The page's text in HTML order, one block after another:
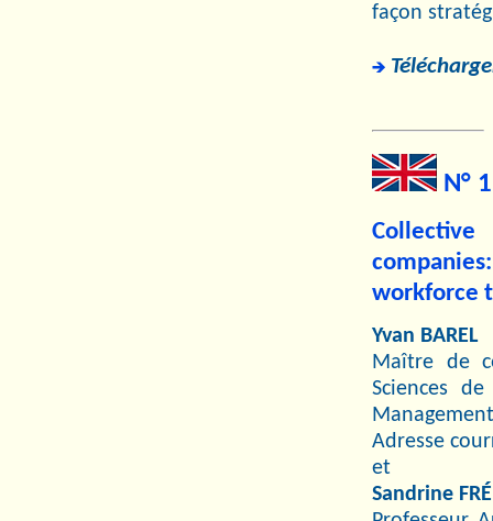
façon
N°
workforce
Yvan BAREL
Maître de
Sciences
Adresse
et
Sandrine